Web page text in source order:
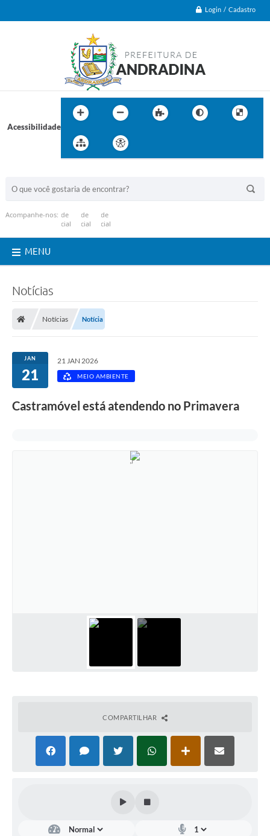
Login / Cadastro
Acessibilidade
Acompanhe-nos:
MENU
Notícias
Notícias Notícia
JAN
21
21 JAN 2026
MEIO AMBIENTE
Castramóvel está atendendo no Primavera
COMPARTILHAR